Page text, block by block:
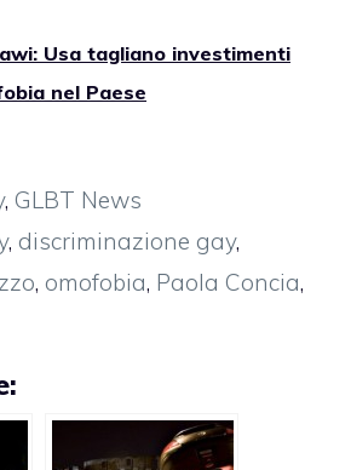
Usa tagliano investimenti
nel Paese
, GLBT News
, discriminazione gay,
, omofobia, Paola Concia,